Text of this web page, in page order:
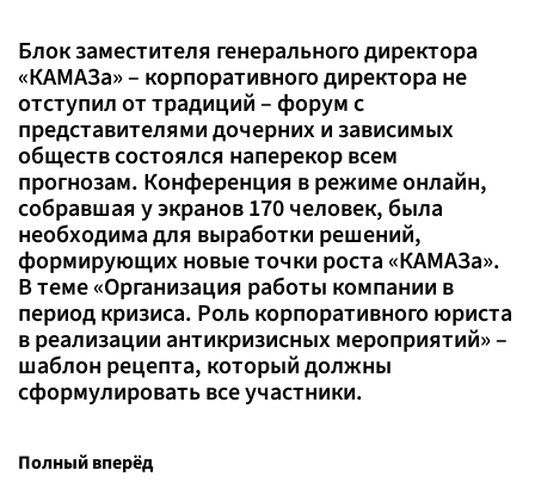
Блок заместителя генерального директора
«КАМАЗа» – корпоративного директора не
отступил от традиций – форум с
представителями дочерних и зависимых
обществ состоялся наперекор всем
прогнозам. Конференция в режиме онлайн,
собравшая у экранов 170 человек, была
необходима для выработки решений,
формирующих новые точки роста «КАМАЗа».
В теме «Организация работы компании в
период кризиса. Роль корпоративного юриста
в реализации антикризисных мероприятий» –
шаблон рецепта, который должны
сформулировать все участники.
Полный вперёд